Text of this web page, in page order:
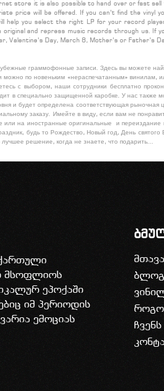
store it is also possible to hand over or fast
price will be offered. If you can’t find the
help you select the right LP for your record
and repress music records through us.
Day, March 8, Mother’s or Father’s
граммофонные записи. Здесь вы можете
по новеньким «нераспечатанным»
с выбором, наши сотрудники бесплатно
в специально защищенной каробке. У нас также
и будет определена соответствующая
заказу. Имейте в виду, если вам не
или на иностранные оригинальные и
будь то Рождество, Новый год, День
решение, когда не знаете, что подарить…
ქართული
მსოფლიოს
ეპოქაში
იმ პერიოდის
ემოციას
ჩვენს